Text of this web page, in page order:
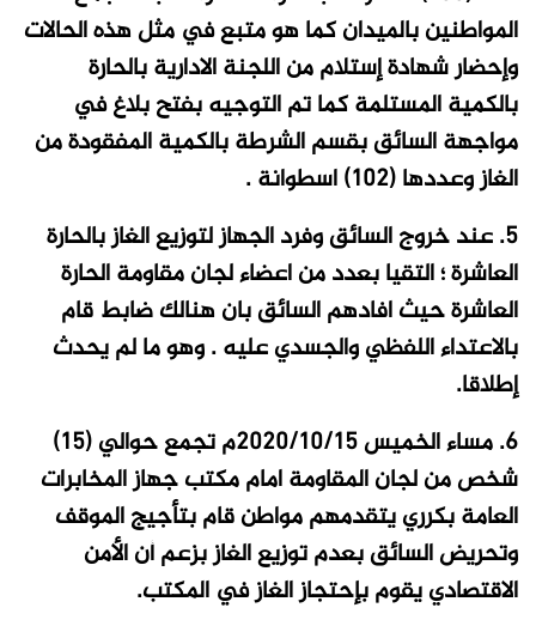
المواطنين بالميدان كما هو متبع في مثل هذه الحالات
وإحضار شهادة إستلام من اللجنة الادارية بالحارة
بالكمية المستلمة كما تم التوجيه بفتح بلاغ في
مواجهة السائق بقسم الشرطة بالكمية المفقودة من
الغاز وعددها (102) اسطوانة .
5. عند خروج السائق وفرد الجهاز لتوزيع الغاز بالحارة
العاشرة ؛ التقيا بعدد من اعضاء لجان مقاومة الحارة
العاشرة حيث افادهم السائق بان هنالك ضابط قام
بالاعتداء اللفظي والجسدي عليه . وهو ما لم يحدث
إطلاقا.
6. مساء الخميس 2020/10/15م تجمع حوالي (15)
شخص من لجان المقاومة امام مكتب جهاز المخابرات
العامة بكرري يتقدمهم مواطن قام بتأجيج الموقف
وتحريض السائق بعدم توزيع الغاز بزعم أن الأمن
الاقتصادي يقوم بإحتجاز الغاز في المكتب.